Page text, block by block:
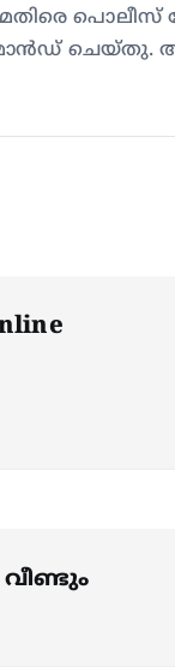
പൊലീസ്
ചെയ്തു.